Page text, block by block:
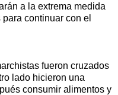
a la extrema medida
continuar con el
fueron cruzados
lado hicieron una
consumir alimentos y